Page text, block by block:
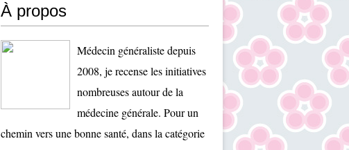
À propos
Médecin généraliste depuis
2008, je recense les initiatives
nombreuses autour de la
médecine générale. Pour un
chemin vers une bonne santé, dans la catégorie